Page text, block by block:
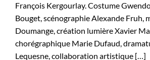
François Kergourlay. Costume
Bouget, scénographie Alexande Fruh,
Doumange, création lumière Xavier
chorégraphique Marie Dufaud,
Lequesne, collaboration artistique […]